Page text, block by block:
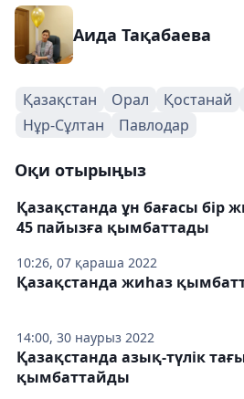
Аида Тақабаева
Қазақстан Орал Қостанай
Нұр-Сұлтан
Павлодар
Оқи отырыңыз
10:26, 07 қараша 2022
Қазақстанда ұн бағасы бір
45 пайызға қымбаттады
14:00, 30 наурыз 2022
Қазақстанда жиһаз
Қазақстанда азық-түлік
қымбаттайды